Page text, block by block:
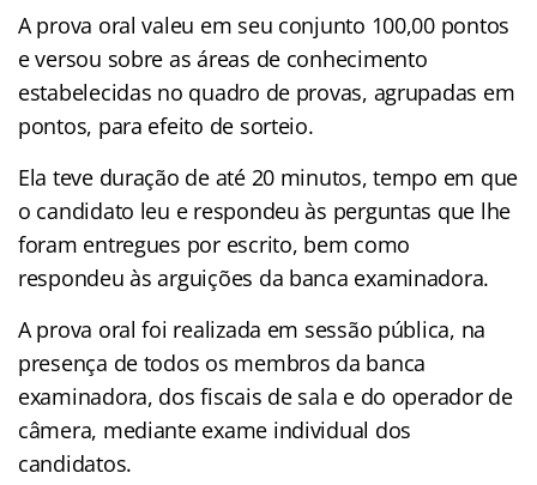
A prova oral valeu em seu conjunto 100,00 pontos
e versou sobre as áreas de conhecimento
estabelecidas no quadro de provas, agrupadas em
pontos, para efeito de sorteio.
Ela teve duração de até 20 minutos, tempo em que
o candidato leu e respondeu às perguntas que lhe
foram entregues por escrito, bem como
respondeu às arguições da banca examinadora.
A prova oral foi realizada em sessão pública, na
presença de todos os membros da banca
examinadora, dos fiscais de sala e do operador de
câmera, mediante exame individual dos
candidatos.